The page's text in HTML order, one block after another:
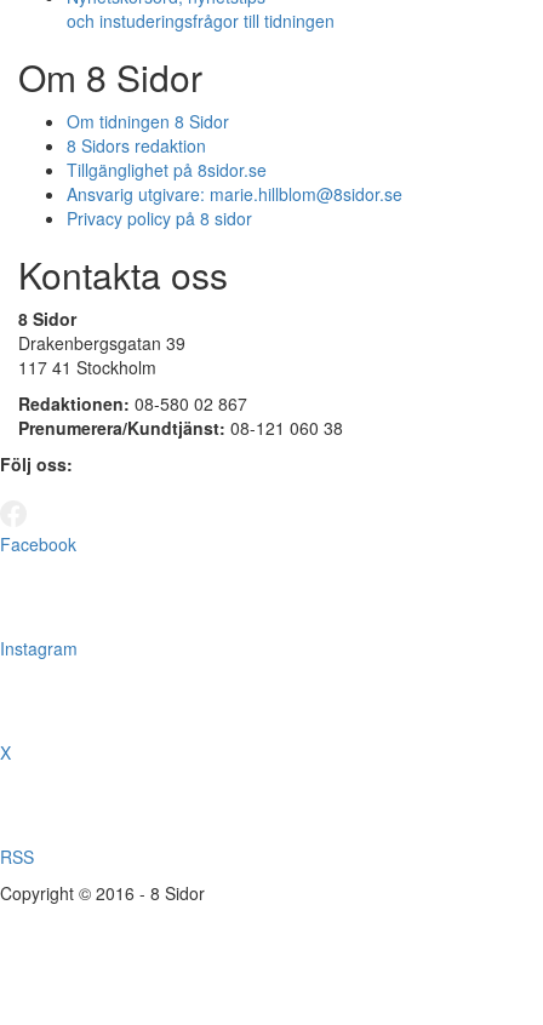
och instuderingsfrågor till tidningen
Om 8 Sidor
Om tidningen 8 Sidor
8 Sidors redaktion
Tillgänglighet på 8sidor.se
Ansvarig utgivare: marie.hillblom@8sidor.se
Privacy policy på 8 sidor
Kontakta oss
8 Sidor
Drakenbergsgatan 39
117 41 Stockholm
Redaktionen: 08-580 02 867
Prenumerera/Kundtjänst: 08-121 060 38
Följ oss:
Facebook
Instagram
X
RSS
Copyright © 2016 - 8 Sidor